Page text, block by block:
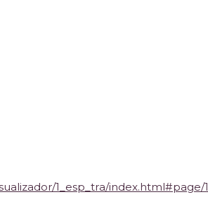
1_esp_tra/index.html#page/1